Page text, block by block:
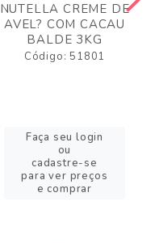
NUTELLA CREME DE
AVEL? COM CACAU
BALDE 3KG
Código: 51801
Faça seu login
ou
cadastre-se
para ver preços
e comprar